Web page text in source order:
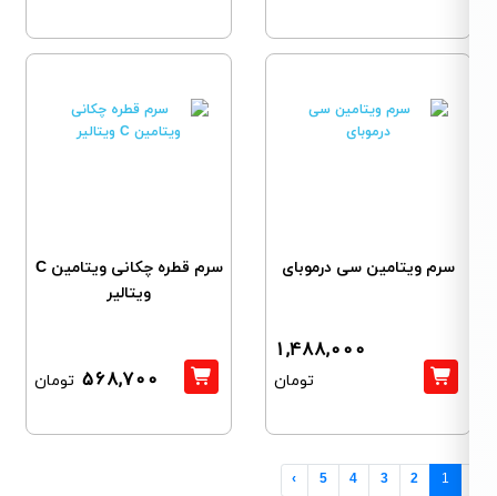
سرم ویتامین سی درموبای
1,488,000
تومان
سرم قطره چکانی ویتامین C
ویتالیر
568,700 تومان
2
3
4
5
›